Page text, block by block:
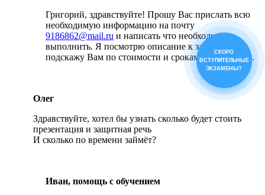
Григорий, здравствуйте! Прошу Вас прислать всю
необходимую информацию на почту
9186862@mail.ru и написать что необходимо
выполнить. Я посмотрю описание к заданиям и
подскажу Вам по стоимости и срокам выполнения.
Олег
Здравствуйте, хотел бы узнать сколько будет стоить
презентация и защитная речь
И сколько по времени займёт?
Иван, помощь с обучением
СКОРО
ВСТУПИТЕЛЬНЫЕ
ЭКЗАМЕНЫ?